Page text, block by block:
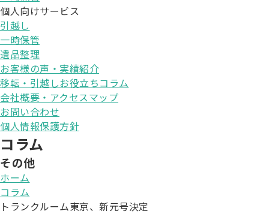
個人向けサービス
引越し
一時保管
遺品整理
お客様の声・実績紹介
移転・引越しお役立ちコラム
会社概要・アクセスマップ
お問い合わせ
個人情報保護方針
コラム
その他
ホーム
コラム
トランクルーム東京、新元号決定